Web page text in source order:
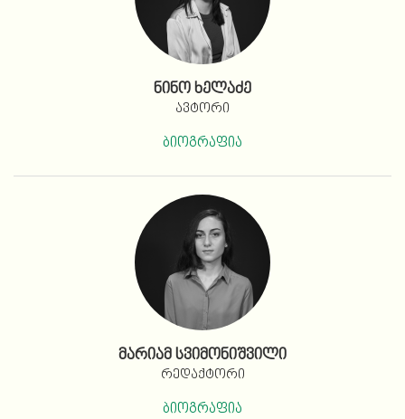
ნინო ხელაძე
ავტორი
ბიოგრაფია
მარიამ სვიმონიშვილი
რედაქტორი
ბიოგრაფია